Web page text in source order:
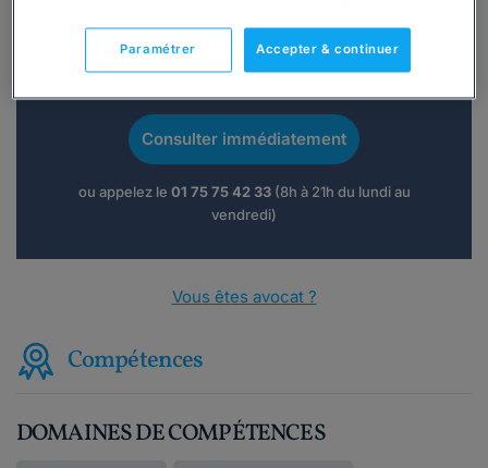
Vous souhaitez une consultation par
Consulter immédiatement
ou appelez le 01 75 75 42 33(8h à 21h du lundi au
vendredi)
Vous êtes avocat ?
Compétences
DOMAINES DE COMPÉTENCES
Accepter & continuer
Paramétrer